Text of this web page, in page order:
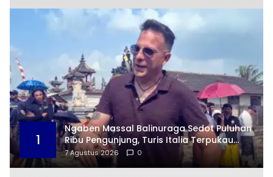
1
Ngaben Massal Balinuraga Sedot Puluhan
Ribu Pengunjung, Turis Italia Terpukau
dengan Budaya Indonesia
7 Agustus 2026 0